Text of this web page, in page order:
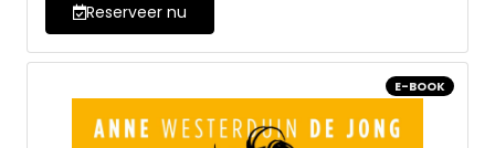
inleiding van Jozef Wissink en een nawoord van
Marinus van den Berg - helder, toegankelijk en
persoonlijk geschreven
Reserveer nu
E-BOOK